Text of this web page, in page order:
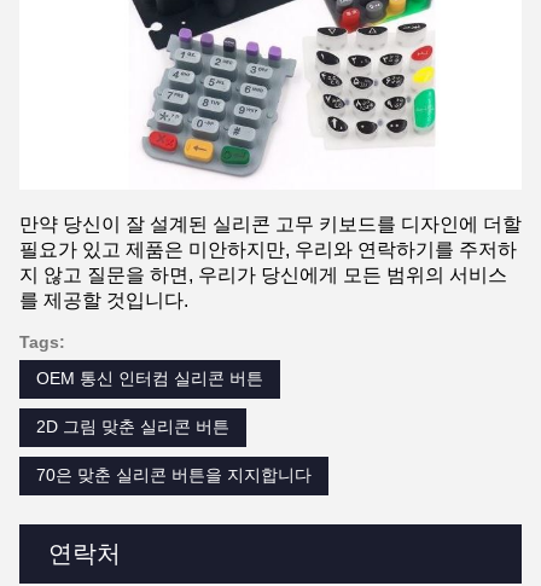
연락처
만약 당신이 잘 설계된 실리콘 고무 키보드를 디자인에 더할
필요가 있고 제품은 미안하지만, 우리와 연락하기를 주저하
지 않고 질문을 하면, 우리가 당신에게 모든 범위의 서비스
를 제공할 것입니다.
Tags:
OEM 통신 인터컴 실리콘 버튼
2D 그림 맞춘 실리콘 버튼
70은 맞춘 실리콘 버튼을 지지합니다